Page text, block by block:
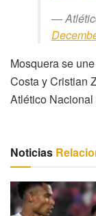
—
Mosquera se
Costa y Cristian
Atlético Nacional
Noticias